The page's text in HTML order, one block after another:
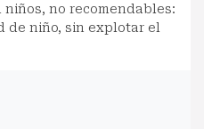
no recomendables:
de niño, sin explotar el